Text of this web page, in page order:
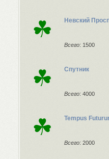
☘ Невский
Всего: 1500
☘ Спутник
Всего: 4000
☘ Tempus
Всего: 2000